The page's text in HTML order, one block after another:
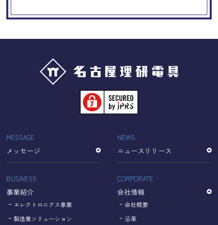
Googleアナリティクスの使用につい
当サイトでは、より良いサービスの提供、またユーザビリ
ティの向上のため、Googleアナリティクスを使用し、当サ
イトの利用状況などのデータ収集及び解析を行っておりま
す。その際、「Cookie」を通じて、Googleがお客様のIPア
ドレスなどの情報を収集する場合がありますが、
「Cookie」で収集される情報は個人を特定できるものでは
収集されたデータはGoogleのプライバシーポリシーにおい
て管理されます。
なお、当サイトのご利用をもって、上述の方法・目的にお
いてGoogle及び当サイトが行うデータ処理に関し、お客様
【Googleのプライバシーポリシー】
https://policies.google.com/privacy?hl=ja
https://policies.google.com/technologies/partner-sites?
hl=ja
MESSAGE
メッセージ
BUSINESS
事業紹介
エレクトロニクス事業
製造業ソリューション
NEWS
ニュースリリース
CORPORATE
会社情報
会社概要
沿革